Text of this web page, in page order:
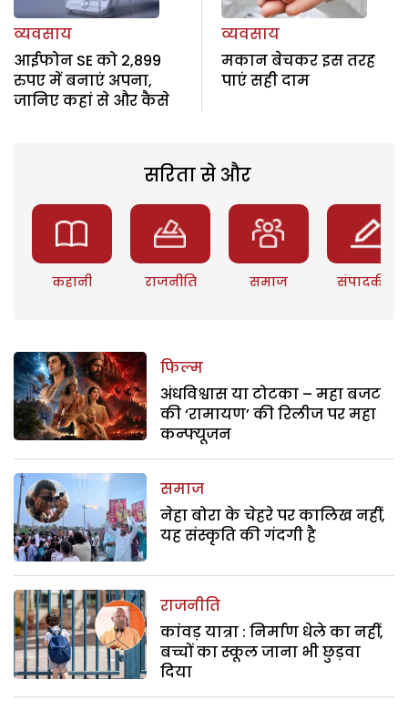
व्यवसाय
आईफोन SE को 2,899
रुपए में बनाएं अपना,
जानिए कहां से और कैसे
व्यवसाय
मकान बेचकर इस तरह
पाएं सही दाम
सरिता से और
कहानी राजनीति समाज संपादकीय
फिल्म
अंधविश्वास या टोटका – महा बजट
की ‘रामायण’ की रिलीज पर महा
कन्फ्यूजन
समाज
नेहा बोरा के चेहरे पर कालिख नहीं,
यह संस्कृति की गंदगी है
राजनीति
कांवड़ यात्रा : निर्माण धेले का नहीं,
बच्चों का स्कूल जाना भी छुड़वा
दिया